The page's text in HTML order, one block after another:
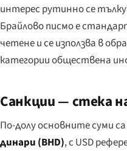
интерес рутинно се
Брайлово писмо е
четене и се използва в
категории обществена
Санкции — стека
По-долу основните суми
динари (BHD), с USD